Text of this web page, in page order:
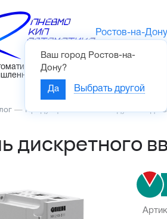
– интернет-
Ростов-на-Дону
Ваш город Ростов-на-
Дону?
Да Выбрать другой
— Продукция ОВЕН —Модули ввода/
дискретного